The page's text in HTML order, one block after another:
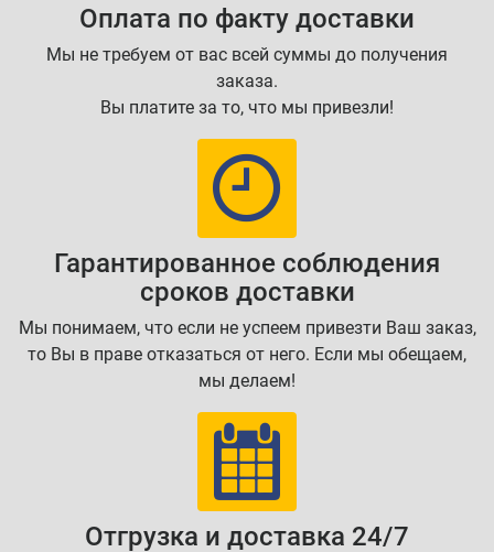
Оплата по факту доставки
Мы не требуем от вас всей суммы до получения
заказа.
Вы платите за то, что мы привезли!
Гарантированное соблюдения
сроков доставки
Мы понимаем, что если не успеем привезти Ваш заказ,
то Вы в праве отказаться от него. Если мы обещаем,
мы делаем!
Отгрузка и доставка 24/7